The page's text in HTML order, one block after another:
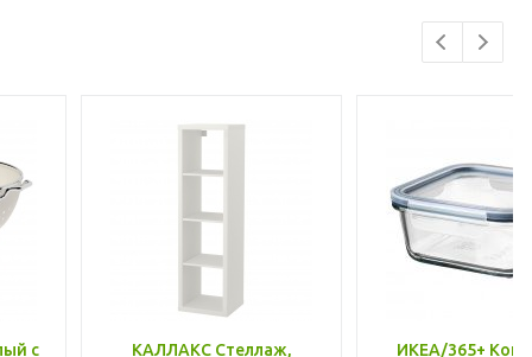
с
КАЛЛАКС Стеллаж,
ИКЕА/365+